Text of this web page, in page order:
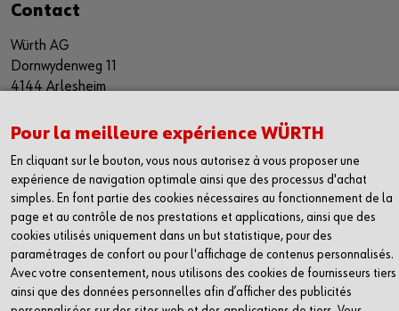
Contact
Würth AG
Dornwydenweg 11
4144 Arlesheim
+41 61 705 91 11
info@wuerth-ag.ch
Prix en CHF hors TVA et CAR/TEA/COV applicables.
© Würth AG
CGV
Mentions légales Protection des données Cookies
Pour la meilleure expérience WÜRTH
En cliquant sur le bouton, vous nous autorisez à vous proposer une
expérience de navigation optimale ainsi que des processus d'achat
simples. En font partie des cookies nécessaires au fonctionnement de la
page et au contrôle de nos prestations et applications, ainsi que des
cookies utilisés uniquement dans un but statistique, pour des
paramétrages de confort ou pour l'affichage de contenus personnalisés.
Avec votre consentement, nous utilisons des cookies de fournisseurs tiers
ainsi que des données personnelles afin d’afficher des publicités